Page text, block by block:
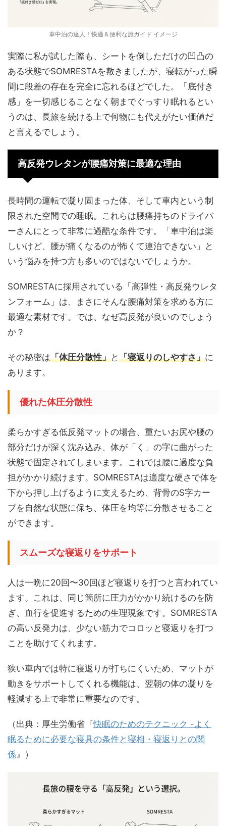
車中泊の達人！快適＆便利な旅ガイド イメージ
実際に私が試した際も、シートを倒しただけの凹凸の
ある状態でSOMRESTAを敷きましたが、寝転がった瞬
間に段差の存在を完全に忘れるほどでした。「底付き
感」を一切感じることなく朝までぐっすり眠れるとい
うのは、長旅を続ける上で何物にも代えがたい価値だ
と言えるでしょう。
高反発ウレタンが腰痛対策に最適な理由
長時間の運転で凝り固まった体、そして車内という制
限された空間での睡眠。これらは腰痛持ちのドライバ
ーさんにとって非常に過酷な条件です。「車中泊は楽
しいけど、腰が痛くなるのが怖くて連泊できない」と
いう悩みを持つ方も多いのではないでしょうか。
SOMRESTAに採用されている「高弾性・高反発ウレタ
ンフォーム」は、まさにそんな腰痛対策を求める方に
最適な素材です。では、なぜ高反発が良いのでしょう
か？
その秘密は「体圧分散性」と「寝返りのしやすさ」に
あります。
優れた体圧分散性
柔らかすぎる低反発マットの場合、重たいお尻や腰の
部分だけが深く沈み込み、体が「く」の字に曲がった
状態で固定されてしまいます。これでは腰に過度な負
担がかかり続けます。SOMRESTAは適度な硬さで体を
下から押し上げるように支えるため、背骨のS字カー
ブを自然な状態に保ち、体圧を均等に分散させること
ができます。
スムーズな寝返りをサポート
人は一晩に20回〜30回ほど寝返りを打つと言われてい
ます。これは、同じ箇所に圧力がかかり続けるのを防
ぎ、血行を促進するための生理現象です。SOMRESTA
の高い反発力は、少ない筋力でコロッと寝返りを打つ
ことを助けてくれます。
狭い車内では特に寝返りが打ちにくいため、マットが
動きをサポートしてくれる機能は、翌朝の体の凝りを
軽減する上で非常に重要なのです。
（出典：厚生労働省『快眠のためのテクニック -よく
眠るために必要な寝具の条件と寝相・寝返りとの関
係』）